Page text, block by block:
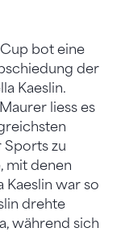
bot eine
der
Kaeslin.
liess es
Sports zu
mit denen
Kaeslin war so
drehte
während sich